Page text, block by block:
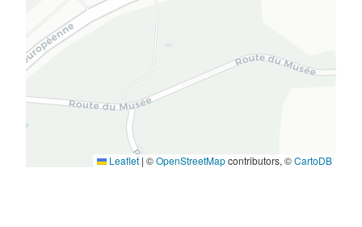
Leaflet | ©OpenStreetMapcontributors, ©CartoDB